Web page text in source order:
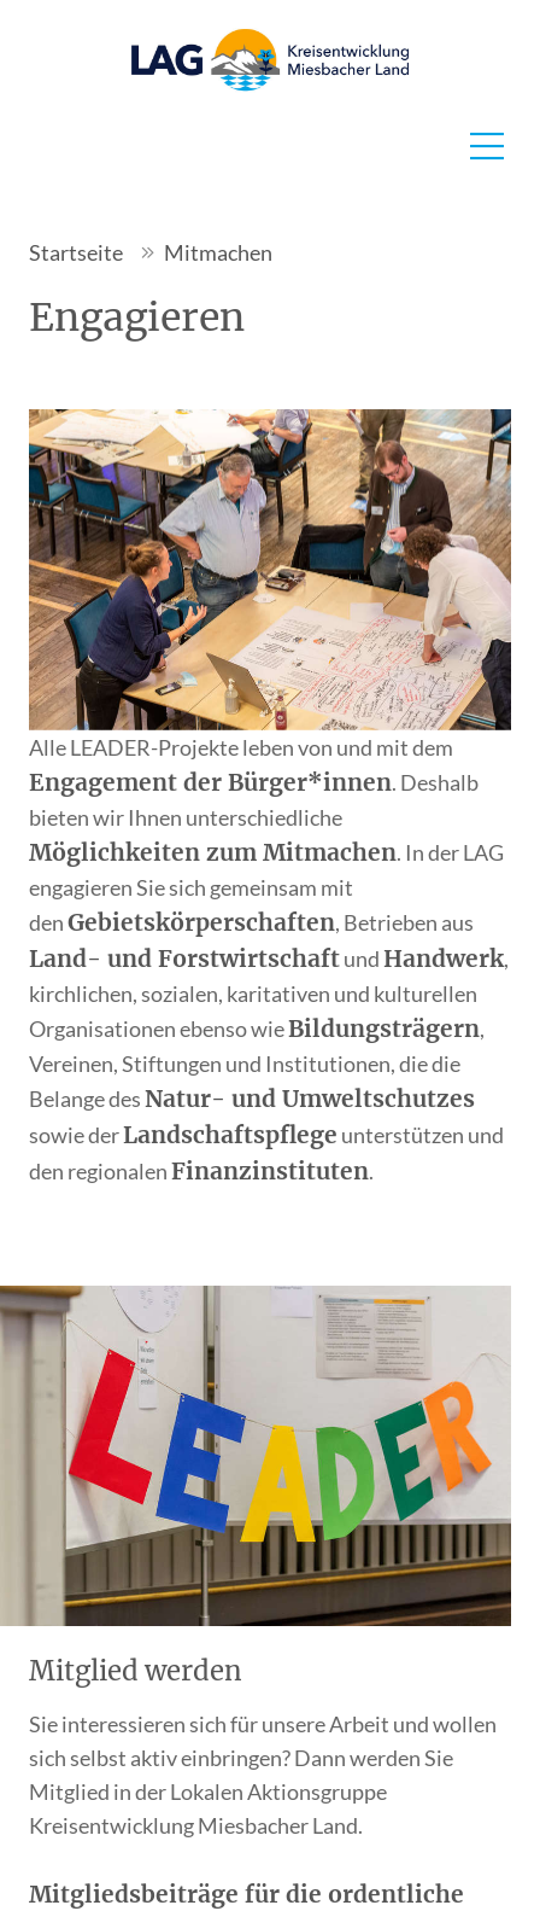
Startseite Mitmachen
Engagieren
Alle LEADER-Projekte leben von und mit dem
Engagement der Bürger*innen. Deshalb
bieten wir Ihnen unterschiedliche
Möglichkeiten zum Mitmachen. In der LAG
engagieren Sie sich gemeinsam mit
denGebietskörperschaften, Betrieben aus
Land- und ForstwirtschaftundHandwerk,
kirchlichen, sozialen, karitativen und kulturellen
Organisationen ebenso wieBildungsträgern,
Vereinen, Stiftungen und Institutionen, die die
Belange desNatur- und Umweltschutzes
sowie derLandschaftspflege unterstützen und
den regionalenFinanzinstituten.
Mitglied werden
Sie interessieren sich für unsere Arbeit und wollen
sich selbst aktiv einbringen? Dann werden Sie
Mitglied in der Lokalen Aktionsgruppe
Kreisentwicklung Miesbacher Land.
Mitgliedsbeiträge für die ordentliche